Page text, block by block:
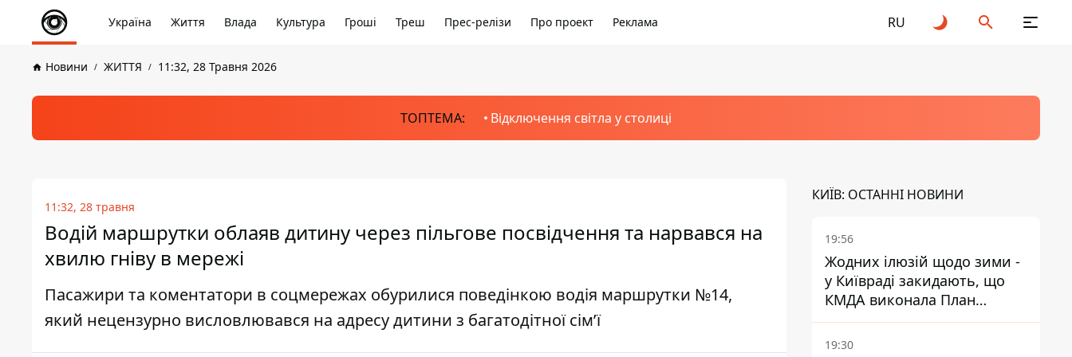
Україна Життя Влада Культура Гроші Треш Прес-релізи Про проект Реклама RU
Новини ЖИТТЯ 11:32, 28 Травня 2026
ТОПТЕМА: Відключення світла у столиці
11:32, 28 травня
Водій маршрутки облаяв дитину через пільгове посвідчення та нарвався на
хвилю гніву в мережі
Пасажири та коментатори в соцмережах обурилися поведінкою водія маршрутки №14,
який нецензурно висловлювався на адресу дитини з багатодітної сім’ї
КИЇВ: ОСТАННІ НОВИНИ
19:56
Жодних ілюзій щодо зими -
у Київраді закидають, що
КМДА виконала План
стійкості на 20%
19:30